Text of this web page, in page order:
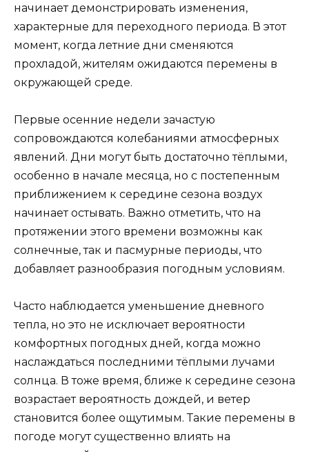
начинает демонстрировать изменения,
характерные для переходного периода. В этот
момент, когда летние дни сменяются
прохладой, жителям ожидаются перемены в
окружающей среде.
Первые осенние недели зачастую
сопровождаются колебаниями атмосферных
явлений. Дни могут быть достаточно тёплыми,
особенно в начале месяца, но с постепенным
приближением к середине сезона воздух
начинает остывать. Важно отметить, что на
протяжении этого времени возможны как
солнечные, так и пасмурные периоды, что
добавляет разнообразия погодным условиям.
Часто наблюдается уменьшение дневного
тепла, но это не исключает вероятности
комфортных погодных дней, когда можно
наслаждаться последними тёплыми лучами
солнца. В тоже время, ближе к середине сезона
возрастает вероятность дождей, и ветер
становится более ощутимым. Такие перемены в
погоде могут существенно влиять на